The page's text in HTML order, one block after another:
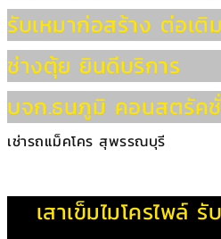
รับเหมาก่อสร้าง ต่อเติ
ช่างตุ้ย ยินดีบริการ
บจก.ธนภูมิ คอนสตรัค
เช่ารถแม็คโคร สุพรรณบุรี
เสาเข็มไมโครไพล์ รั